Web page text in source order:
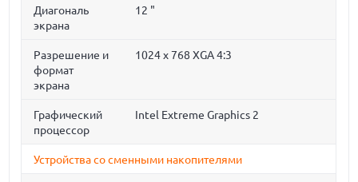
Диагональ
экрана
12 "
Разрешение и
формат
экрана
1024 x 768 XGA 4:3
Графический
процессор
Intel Extreme Graphics 2
Устройства со сменными накопителями